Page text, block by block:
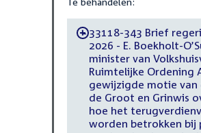
-33118-343 Brief
2026 - E. Boekholt-
minister van
Ruimtelijke Ordening
gewijzigde motie van
de Groot en Grinwis
hoe het
worden betrokken bij